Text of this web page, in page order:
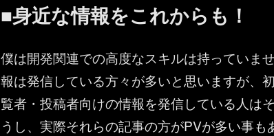
■身近な情報をこれからも！
僕は開発関連での高度なスキルは持っていま
報は発信している方々が多いと思いますが、
覧者・投稿者向けの情報を発信している人は
うし、実際それらの記事の方がPVが多い事も